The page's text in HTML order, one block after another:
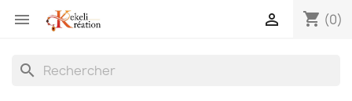
 shopping_cart (0)

search